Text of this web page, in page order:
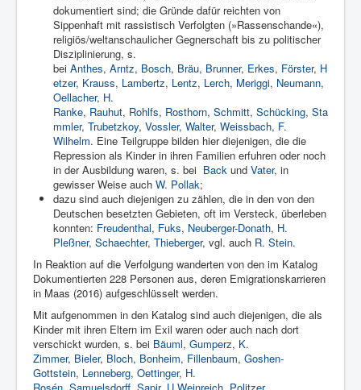
dokumentiert sind; die Gründe dafür reichten von
Sippenhaft mit rassistisch Verfolgten (»Rassenschande«),
religiös/weltanschaulicher Gegnerschaft bis zu politischer
Disziplinierung, s.
bei Anthes, Arntz, Bosch, Bräu, Brunner, Erkes, Förster, H
etzer, Krauss, Lambertz, Lentz, Lerch, Meriggi, Neumann,
Oellacher, H.
Ranke, Rauhut, Rohlfs, Rosthorn, Schmitt, Schücking, Sta
mmler, Trubetzkoy, Vossler, Walter, Weissbach, F.
Wilhelm. Eine Teilgruppe bilden hier diejenigen, die die
Repression als Kinder in ihren Familien erfuhren oder noch
in der Ausbildung waren, s. bei Back und Vater, in
gewisser Weise auch W. Pollak;
dazu sind auch diejenigen zu zählen, die in den von den
Deutschen besetzten Gebieten, oft im Versteck, überleben
konnten: Freudenthal, Fuks, Neuberger-Donath, H.
Pleßner, Schaechter, Thieberger, vgl. auch R. Stein.
In Reaktion auf die Verfolgung wanderten von den im Katalog
Dokumentierten 228 Personen aus, deren Emigrationskarrieren
in Maas (2016) aufgeschlüsselt werden.
Mit aufgenommen in den Katalog sind auch diejenigen, die als
Kinder mit ihren Eltern im Exil waren oder auch nach dort
verschickt wurden, s. bei Bäuml, Gumperz, K.
Zimmer, Bieler, Bloch, Bonheim, Fillenbaum, Goshen-
Gottstein, Lenneberg, Oettinger, H.
Rosén Samuelsdorff Sapir, U.Weinreich Politzer.